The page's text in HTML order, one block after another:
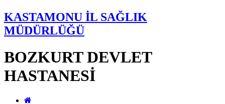
KASTAMONU İL SAĞLIK
MÜDÜRLÜĞÜ
BOZKURT DEVLET
HASTANESİ